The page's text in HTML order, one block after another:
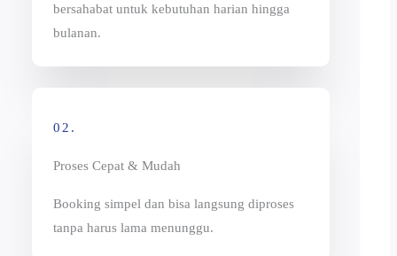
bersahabat untuk kebutuhan harian hingga
bulanan.
02.
Proses Cepat & Mudah
Booking simpel dan bisa langsung diproses
tanpa harus lama menunggu.